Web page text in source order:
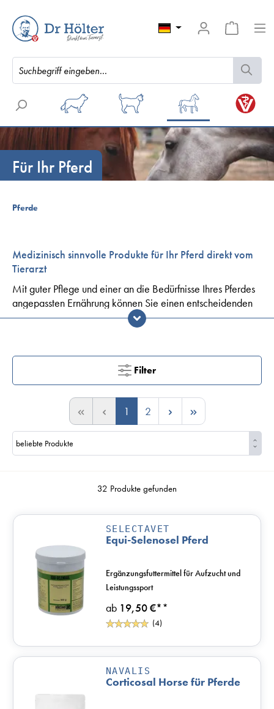
Für Ihr Pferd
Pferde
Medizinisch sinnvolle Produkte für Ihr Pferd direkt vom
Tierarzt
Mit guter Pflege und einer an die Bedürfnisse Ihres Pferdes
angepassten Ernährung können Sie einen entscheidenden
Beitrag für ein gesundes, langes Pferdeleben leisten.
Ergänzungsfutter und Pflegeprodukte für Pferde in allen
Filter
1 2
32 Produkte gefunden
SELECTAVET
Equi-Selenosel Pferd
ab 19,50 €**
Ergänzungsfuttermittel für Aufzucht und
Leistungssport
(4)
NAVALIS
Corticosal Horse für Pferde